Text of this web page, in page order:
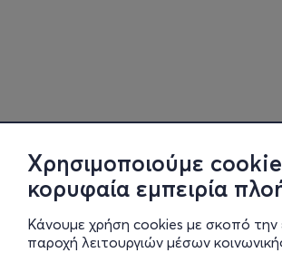
Χρησιμοποιούμε
κορυφαία εμπειρία
Κάνουμε χρήση cookies με σκοπό την
παροχή λειτουργιών μέσων